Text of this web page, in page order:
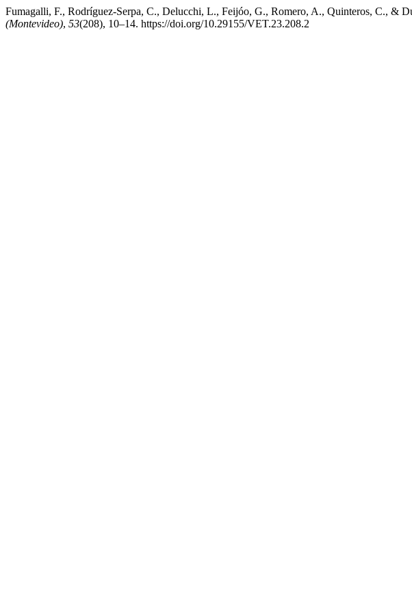
Fumagalli, F., Rodríguez-Serpa, C., Delucchi, L., Feijóo, G., Romero, A., Quinteros, C., &
(Montevideo), 53(208), 10–14. https://doi.org/10.29155/VET.23.208.2